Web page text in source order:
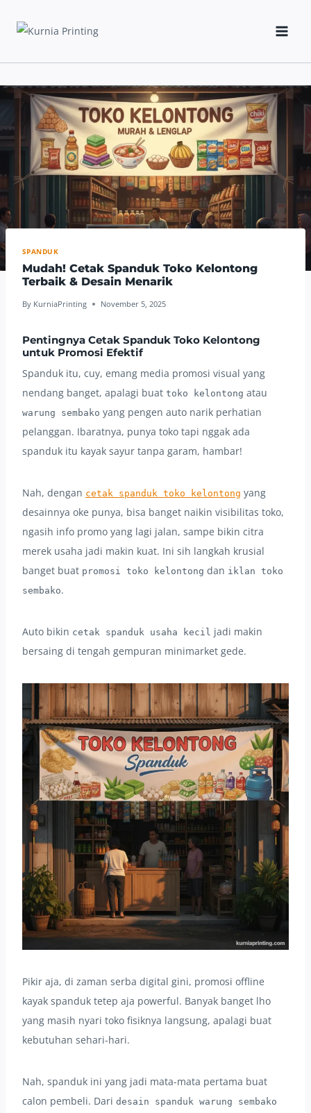
SPANDUK
Mudah! Cetak Spanduk Toko Kelontong
Terbaik & Desain Menarik
By KurniaPrinting November 5, 2025
Pentingnya Cetak Spanduk Toko Kelontong
untuk Promosi Efektif
Spanduk itu, cuy, emang media promosi visual yang
nendang banget, apalagi buat toko kelontong atau
warung sembako yang pengen auto narik perhatian
pelanggan. Ibaratnya, punya toko tapi nggak ada
spanduk itu kayak sayur tanpa garam, hambar!
Nah, dengan cetak spanduk toko kelontong yang
desainnya oke punya, bisa banget naikin visibilitas toko,
ngasih info promo yang lagi jalan, sampe bikin citra
merek usaha jadi makin kuat. Ini sih langkah krusial
banget buat promosi toko kelontong dan iklan toko
sembako.
Auto bikin cetak spanduk usaha kecil jadi makin
bersaing di tengah gempuran minimarket gede.
Pikir aja, di zaman serba digital gini, promosi offline
kayak spanduk tetep aja powerful. Banyak banget lho
yang masih nyari toko fisiknya langsung, apalagi buat
kebutuhan sehari-hari.
Nah, spanduk ini yang jadi mata-mata pertama buat
calon pembeli. Dari desain spanduk warung sembako